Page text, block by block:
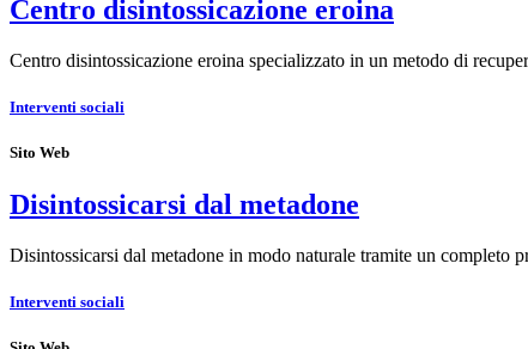
Centro disintossicazione eroina
Centro disintossicazione eroina specializzato in un metodo di
Interventi sociali
Sito Web
Disintossicarsi dal metadone
Disintossicarsi dal metadone in modo naturale tramite un completo
Interventi sociali